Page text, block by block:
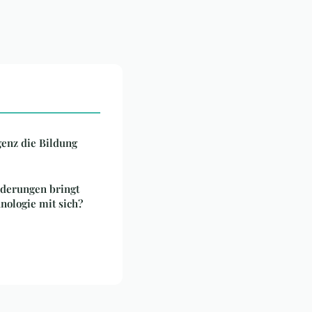
die Bildung
bringt
mit sich?